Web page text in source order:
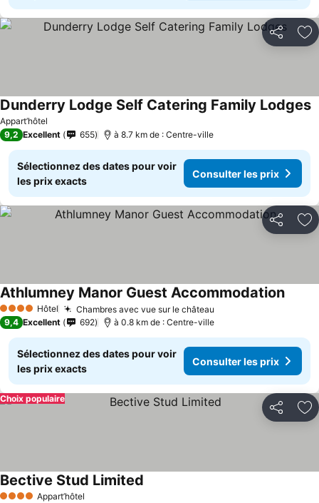
Partager
Appart’hôtel
Dunderry Lodge Self Catering Family Lodges
9,2 Excellent 655 à 8.7 km de : Centre-ville
Sélectionnez des dates pour voir
les prix exacts
Consulter les prix
Partager
4 Étoiles Hôtel Chambres avec vue sur le château
Athlumney Manor Guest Accommodation
9,4 Excellent 692 à 0.8 km de : Centre-ville
Sélectionnez des dates pour voir
les prix exacts
Consulter les prix
Partager
Choix populaire
4 Étoiles Appart’hôtel
Bective Stud Limited